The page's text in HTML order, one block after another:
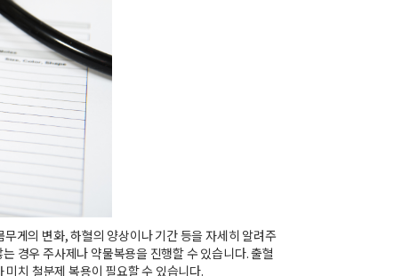
게의 변화, 하혈의 양상이나 기간 등을 자세히 알려주
경우 주사제나 약물복용을 진행할 수 있습니다. 출혈
치 철분제 복용이 필요할 수 있습니다.